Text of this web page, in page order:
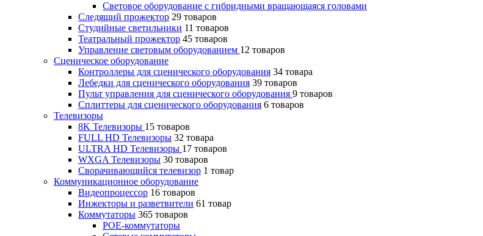
Световое оборудование с гибридными вращающаяся головами
Следящий прожектор 29 товаров
Студийные светильники 11 товаров
Театральный прожектор 45 товаров
Управление световым оборудованием 12 товаров
Сценическое оборудование
Контроллеры для сценического оборудования 34 товара
Лебедки для сценического оборудования 39 товаров
Пульт управления для сценического оборудования 9 товаров
Сплиттеры для сценического оборудования 6 товаров
Телевизоры
8K Телевизоры 15 товаров
FULL HD Телевизоры 32 товара
ULTRA HD Телевизоры 17 товаров
WXGA Телевизоры 30 товаров
Сворачивающийся телевизор 1 товар
Коммуникационное оборудование
Видеопроцессор 16 товаров
Инжекторы и разветвители 61 товар
Коммутаторы 365 товаров
POE-коммутаторы